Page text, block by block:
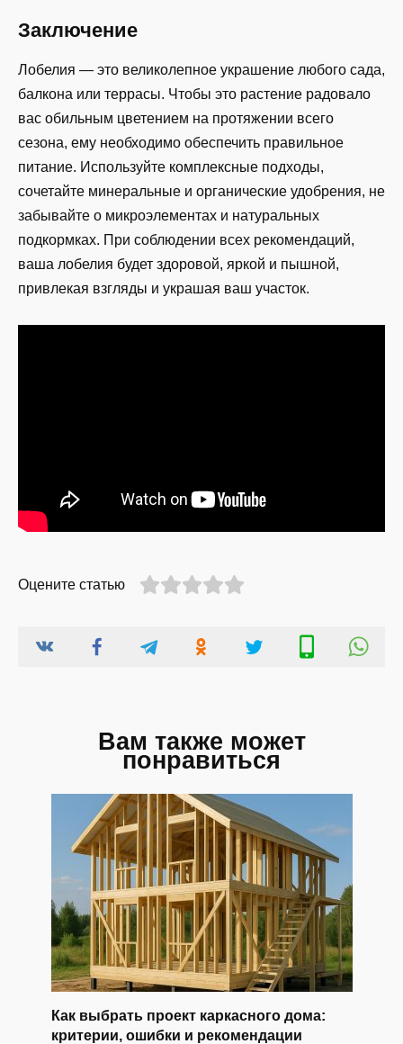
Заключение
Лобелия — это великолепное украшение любого сада,
балкона или террасы. Чтобы это растение радовало
вас обильным цветением на протяжении всего
сезона, ему необходимо обеспечить правильное
питание. Используйте комплексные подходы,
сочетайте минеральные и органические удобрения, не
забывайте о микроэлементах и натуральных
подкормках. При соблюдении всех рекомендаций,
ваша лобелия будет здоровой, яркой и пышной,
привлекая взгляды и украшая ваш участок.
Оцените статью
Вам также может
понравиться
Как выбрать проект каркасного дома:
критерии, ошибки и рекомендации